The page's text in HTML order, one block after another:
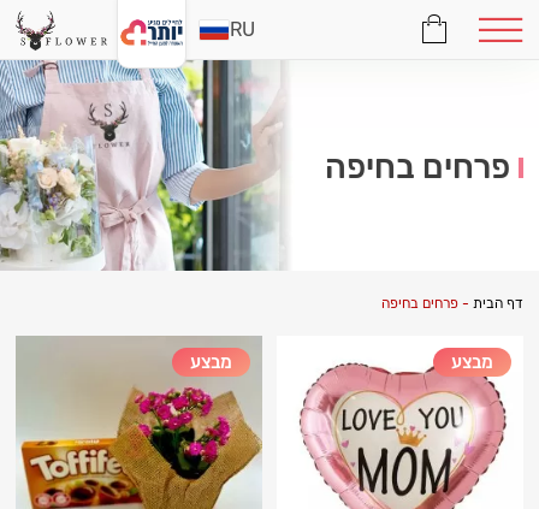
פרחים בחיפה
דף הבית -פרחים בחיפה
מבצע מבצע
RU